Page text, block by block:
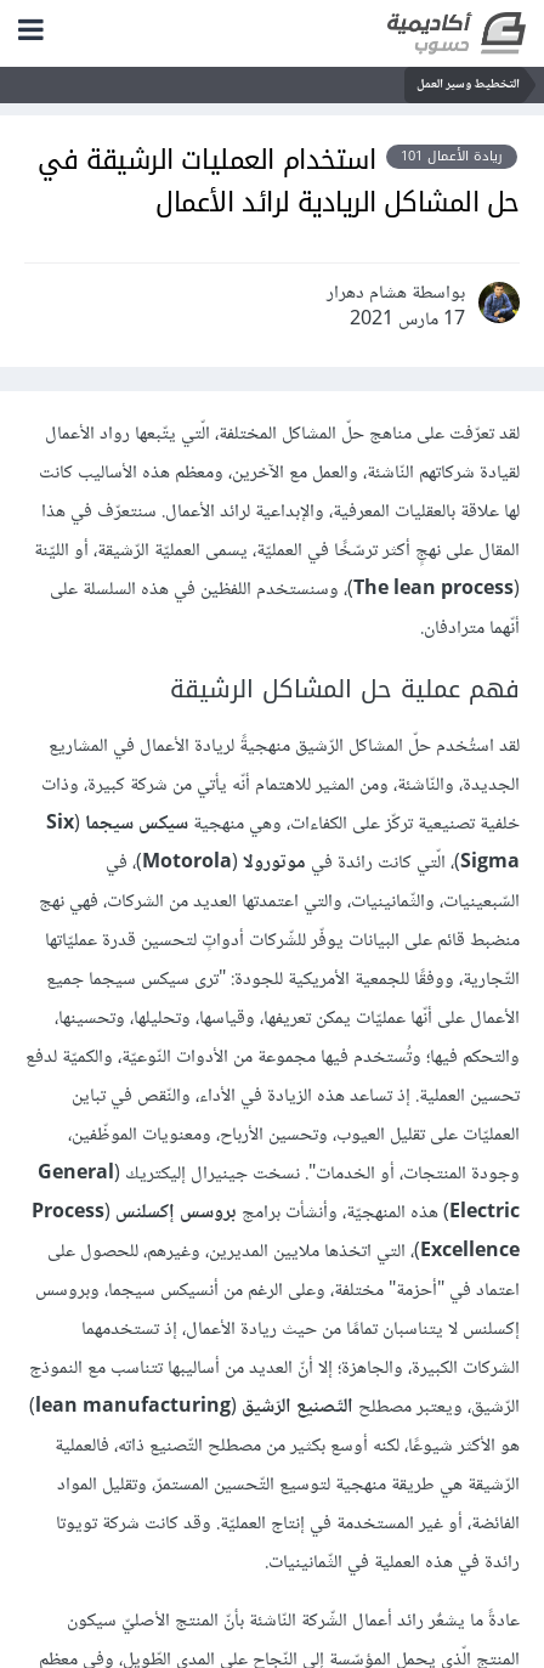
التخطيط وسير العمل
ريادة الأعمال 101
استخدام العمليات الرشيقة في
حل المشاكل الريادية لرائد الأعمال
بواسطة هشام دهرار
17 مارس 2021
لقد تعرّفت على مناهج حلّ المشاكل المختلفة، الّتي يتّبعها رواد الأعمال
لقيادة شركاتهم النّاشئة، والعمل مع الآخرين، ومعظم هذه الأساليب كانت
لها علاقة بالعقليات المعرفية، والإبداعية لرائد الأعمال. سنتعرّف في هذا
المقال على نهجٍ أكثر ترسّخًا في العمليّة، يسمى العمليّة الرّشيقة، أو الليّنة
(
The lean process)، وسنستخدم اللفظين في هذه السلسلة على
أنّهما مترادفان.
فهم عملية حل المشاكل الرشيقة
لقد استُخدم حلّ المشاكل الرّشيق منهجيةً لريادة الأعمال في المشاريع
الجديدة، والنّاشئة، ومن المثير للاهتمام أنّه يأتي من شركة كبيرة، وذات
خلفية تصنيعية تركّز على الكفاءات، وهي منهجيةسيكس سيجما (
Six
Sigma)، الّتي كانت رائدة في موتورولا(
Motorola)، في
السّبعينيات، والثّمانينيات، والتي اعتمدتها العديد من الشركات، فهي نهج
منضبط قائم على البيانات يوفّر للشّركات أدواتٍ لتحسين قدرة عمليّاتها
التّجارية، ووفقًا للجمعية الأمريكية للجودة: "ترى سيكس سيجما جميع
الأعمال على أنّها عمليّات يمكن تعريفها، وقياسها، وتحليلها، وتحسينها،
والتحكم فيها؛ وتُستخدم فيها مجموعة من الأدوات النّوعيّة، والكميّة لدفع
تحسين العملية. إذ تساعد هذه الزيادة في الأداء، والنّقص في تباين
العمليّات على تقليل العيوب، وتحسين الأرباح، ومعنويات الموظّفين،
وجودة المنتجات، أو الخدمات". نسخت جينيرال إليكتريك (General
Electric) هذه المنهجيّة، وأنشأت برامج بروسس إكسلنس (
Process
Excellence)، التي اتخذها ملايين المديرين، وغيرهم، للحصول على
اعتماد في "أحزمة" مختلفة، وعلى الرغم من أنسيكس سيجما، وبروسس
إكسلنس لا يتناسبان تمامًا من حيث ريادة الأعمال، إذ تستخدمهما
الشركات الكبيرة، والجاهزة؛ إلا أنّ العديد من أساليبها تتناسب مع النموذج
الرّشيق، ويعتبر مصطلح التّصنيع الرّشيق (
lean manufacturing
)
هو الأكثر شيوعًا، لكنه أوسع بكثير من مصطلح التّصنيع ذاته، فالعملية
الرّشيقة هي طريقة منهجية لتوسيع التّحسين المستمرّ، وتقليل المواد
الفائضة، أو غير المستخدمة في إنتاج العمليّة. وقد كانت شركة تويوتا
رائدة في هذه العملية في الثّمانينيات.
عادةً ما يشعٌر رائد أعمال الشّركة النّاشئة بأنّ المنتج الأصليّ سيكون
المنتج الّذي يحمل المؤسّسة إلى النّجاح على المدى الطّويل، وفي معظم